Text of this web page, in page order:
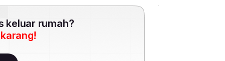
keluar rumah?